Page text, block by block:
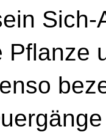
Pflanze